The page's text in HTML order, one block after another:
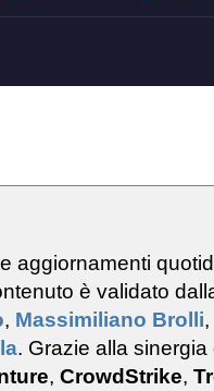
aggiornamenti
è validato
, Massimiliano Brolli,
. Grazie alla sinergia
, CrowdStrike,